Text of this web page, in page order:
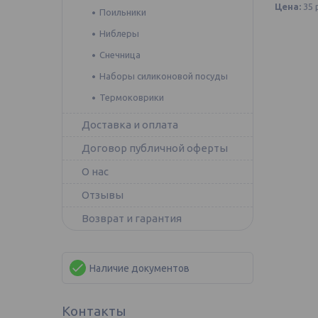
Цена: 35
Поильники
Ниблеры
Снечница
Наборы силиконовой посуды
Термоковрики
Доставка и оплата
Договор публичной оферты
О нас
Отзывы
Возврат и гарантия
Наличие документов
Контакты